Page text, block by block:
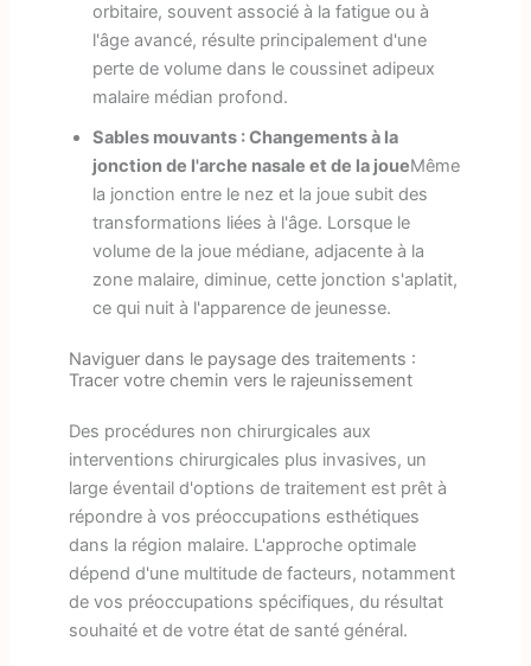
orbitaire, souvent associé à la fatigue ou à
l'âge avancé, résulte principalement d'une
perte de volume dans le coussinet adipeux
malaire médian profond.
Sables mouvants : Changements à la
jonction de l'arche nasale et de la joueMême
la jonction entre le nez et la joue subit des
transformations liées à l'âge. Lorsque le
volume de la joue médiane, adjacente à la
zone malaire, diminue, cette jonction s'aplatit,
ce qui nuit à l'apparence de jeunesse.
Naviguer dans le paysage des traitements :
Tracer votre chemin vers le rajeunissement
Des procédures non chirurgicales aux
interventions chirurgicales plus invasives, un
large éventail d'options de traitement est prêt à
répondre à vos préoccupations esthétiques
dans la région malaire. L'approche optimale
dépend d'une multitude de facteurs, notamment
de vos préoccupations spécifiques, du résultat
souhaité et de votre état de santé général.